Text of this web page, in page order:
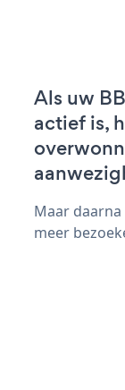
Als uw
actief is,
Maar
meer